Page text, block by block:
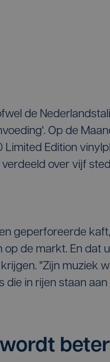
de
Op de
Edition
over vijf
geperforeerde
de markt. En dat
"Zijn muziek
die in rijen staan